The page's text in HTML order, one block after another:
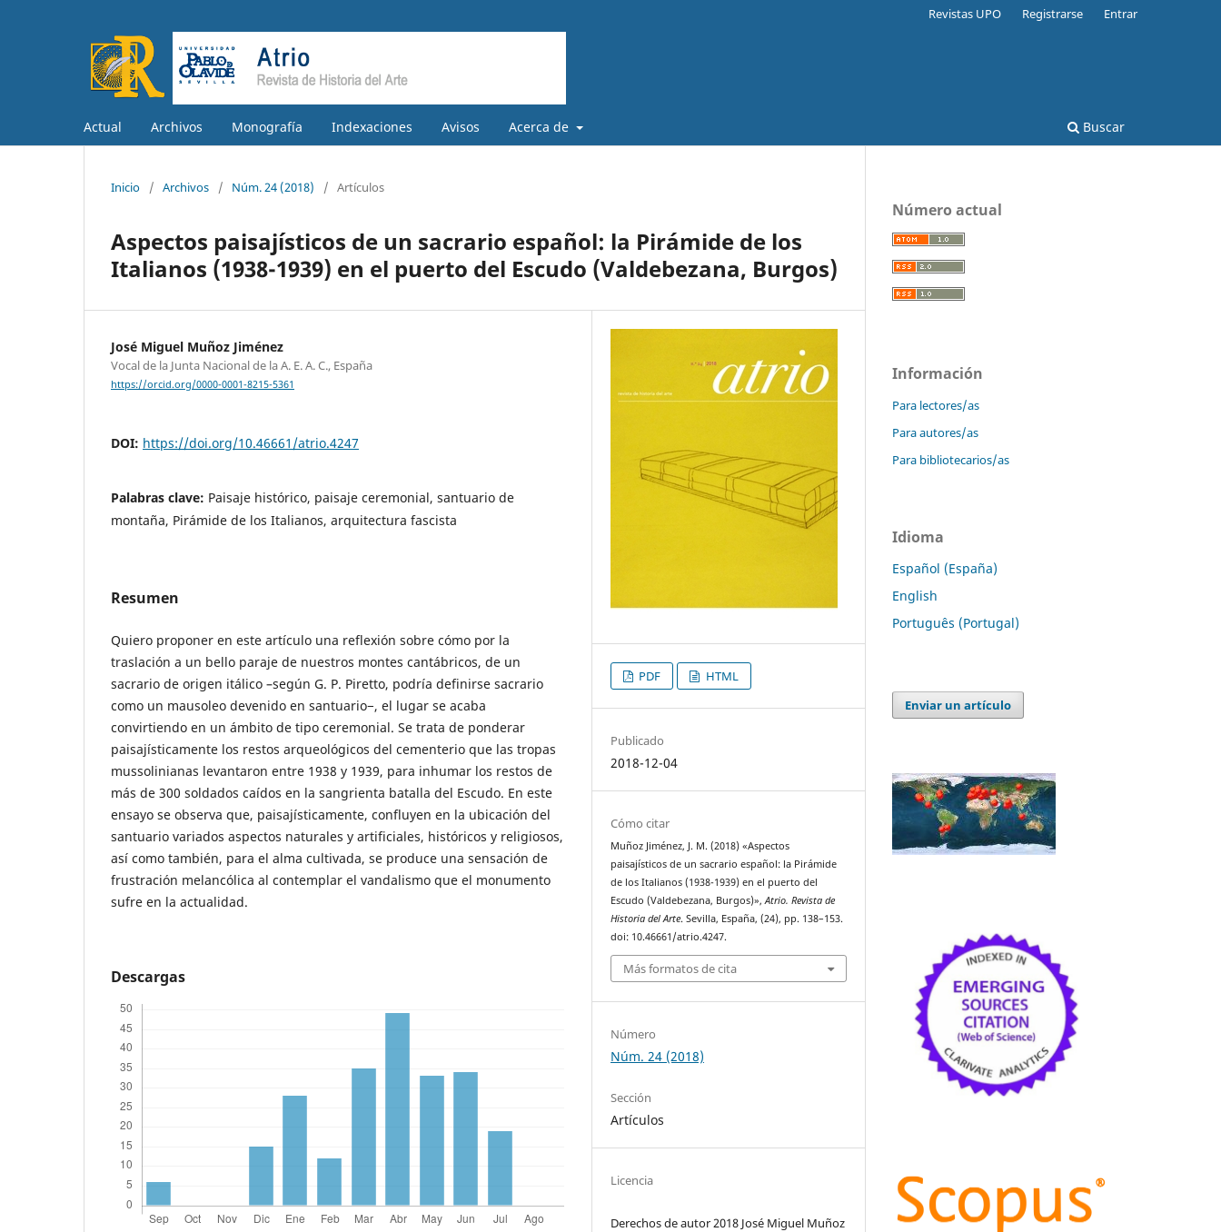
Actual Archivos Monografía Indexaciones Avisos Acerca de Buscar
Revistas UPO Registrarse Entrar
Inicio / Archivos / Núm. 24 (2018) / Artículos
Aspectos paisajísticos de un sacrario español: la Pirámide de los
Italianos (1938-1939) en el puerto del Escudo (Valdebezana, Burgos)
José Miguel Muñoz Jiménez
Vocal de la Junta Nacional de la A. E. A. C., España
https://orcid.org/0000-0001-8215-5361
DOI: https://doi.org/10.46661/atrio.4247
Palabras clave: Paisaje histórico, paisaje ceremonial, santuario de
montaña, Pirámide de los Italianos, arquitectura fascista
Resumen
Quiero proponer en este artículo una reflexión sobre cómo por la
traslación a un bello paraje de nuestros montes cantábricos, de un
sacrario de origen itálico –según G. P. Piretto, podría definirse sacrario
como un mausoleo devenido en santuario−, el lugar se acaba
convirtiendo en un ámbito de tipo ceremonial. Se trata de ponderar
paisajísticamente los restos arqueológicos del cementerio que las tropas
mussolinianas levantaron entre 1938 y 1939, para inhumar los restos de
más de 300 soldados caídos en la sangrienta batalla del Escudo. En este
ensayo se observa que, paisajísticamente, confluyen en la ubicación del
santuario variados aspectos naturales y artificiales, históricos y religiosos,
así como también, para el alma cultivada, se produce una sensación de
frustración melancólica al contemplar el vandalismo que el monumento
sufre en la actualidad.
Descargas
PDF HTML
Publicado
2018-12-04
Cómo citar
Muñoz Jiménez, J. M. (2018) «Aspectos
paisajísticos de un sacrario español: la Pirámide
de los Italianos (1938-1939) en el puerto del
Escudo (Valdebezana, Burgos)»,Atrio. Revista de
Historia del Arte. Sevilla, España, (24), pp. 138–153.
doi: 10.46661/atrio.4247.
Más formatos de cita
Número
Núm. 24 (2018)
Sección
Artículos
Licencia
Derechos de autor 2018 José Miguel Muñoz
Número actual
Información
Para lectores/as
Para autores/as
Para bibliotecarios/as
Idioma
Español (España)
English
Português (Portugal)
Enviar un artículo